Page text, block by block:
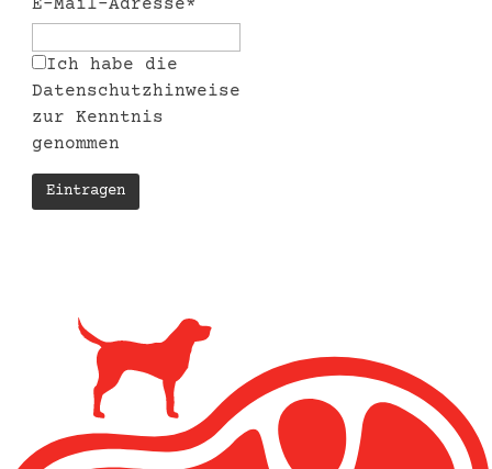
E-Mail-Adresse*
Ich habe die
Datenschutzhinweise
zur Kenntnis
genommen